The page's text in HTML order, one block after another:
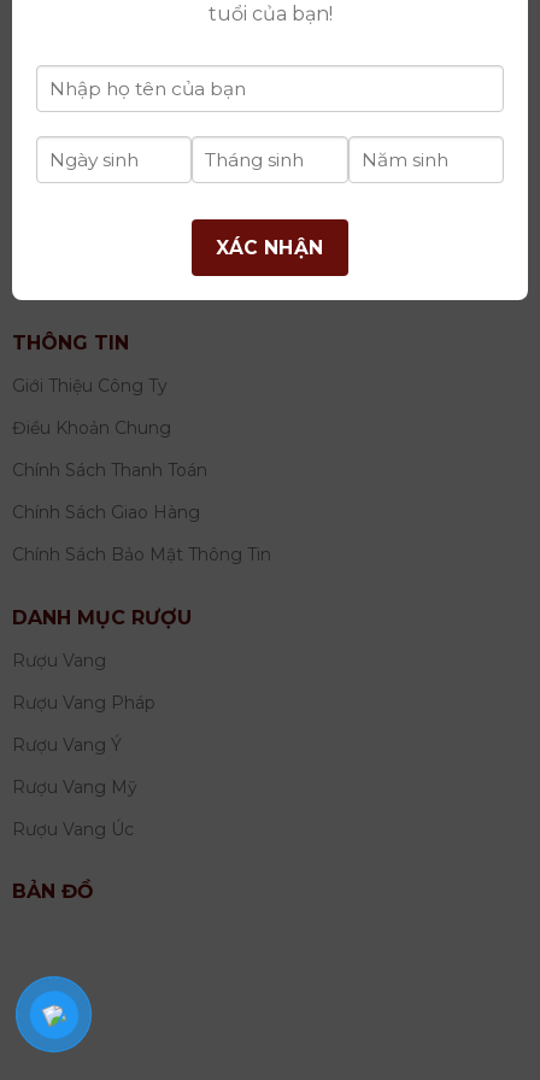
thay đổi lần thứ 17 ngày 06/08/2025
Công Thương cấp ngày 14/11/2022
Ngân hàng:Ngân hàng TMCP Đầu tư và phát triển
Việt Nam (BIDV)
Chủ TK:Công ty cổ phần thương mại dịch vụ và đầu
2120272308
Tây Hồ, TP Hà Nội
THÔNG TIN
Giới Thiệu Công Ty
Điều Khoản Chung
Chính Sách Thanh Toán
Chính Sách Giao Hàng
Chính Sách Bảo Mật Thông Tin
DANH MỤC RƯỢU
Rượu Vang
Rượu Vang Pháp
Rượu Vang Ý
Rượu Vang Mỹ
Rượu Vang Úc
BẢN ĐỒ
tuổi của bạn!
XÁC NHẬN